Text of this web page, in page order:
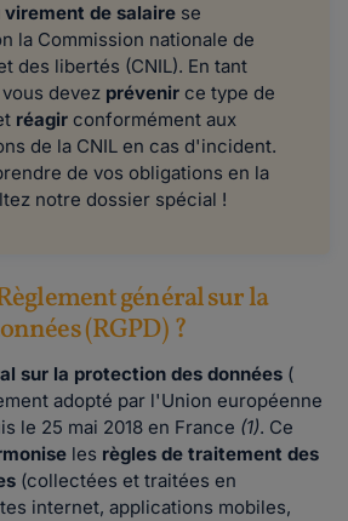
virement de salaire se
la Commission nationale de
des libertés (CNIL). En tant
vous devez prévenir ce type de
réagir conformément aux
de la CNIL en cas d'incident.
de vos obligations en la
notre dossier spécial !
général sur la
(RGPD) ?
sur la protection des données (
adopté par l'Union européenne
le 25 mai 2018 en France (1). Ce
les règles de traitement des
(collectées et traitées en
internet, applications mobiles,